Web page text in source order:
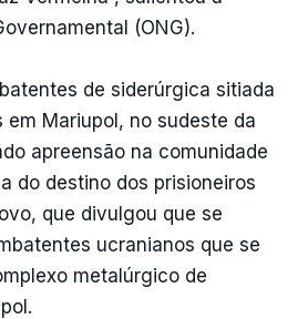
(ONG).
de siderúrgica sitiada
em Mariupol, no sudeste da
apreensão na comunidade
do destino dos prisioneiros
que divulgou que se
ucranianos que se
metalúrgico de